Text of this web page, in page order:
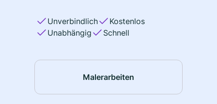
Unverbindlich
Kostenlos
Unabhängig
Schnell
Malerarbeiten